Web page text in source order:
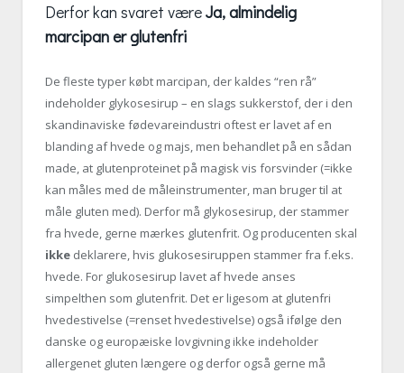
Derfor kan svaret væreJa, almindelig
marcipan er glutenfri
De fleste typer købt marcipan, der kaldes “ren rå”
indeholder glykosesirup – en slags sukkerstof, der i den
skandinaviske fødevareindustri oftest er lavet af en
blanding af hvede og majs, men behandlet på en sådan
made, at glutenproteinet på magisk vis forsvinder (=ikke
kan måles med de måleinstrumenter, man bruger til at
måle gluten med). Derfor må glykosesirup, der stammer
fra hvede, gerne mærkes glutenfrit. Og producenten skal
ikke deklarere, hvis glukosesiruppen stammer fra f.eks.
hvede. For glukosesirup lavet af hvede anses
simpelthen som glutenfrit. Det er ligesom at glutenfri
hvedestivelse (=renset hvedestivelse) også ifølge den
danske og europæiske lovgivning ikke indeholder
allergenet gluten længere og derfor også gerne må